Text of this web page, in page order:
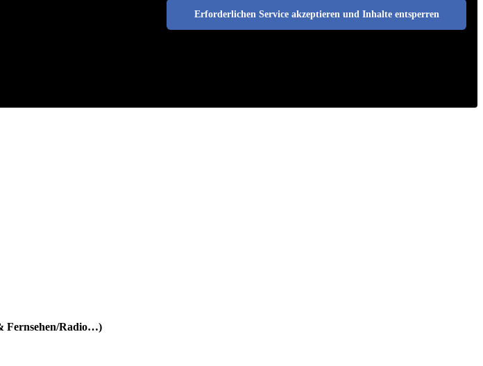
Erforderlichen Service akzeptieren und Inhalte entsperren
Fernsehen/Radio…)